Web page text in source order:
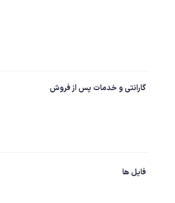
گارانتی و خدمات پس از فروش
فایل ها